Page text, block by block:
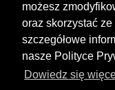
możesz
oraz skorzystać
szczegółowe
nasze Polityce
Dowiedz się
© 2026 by MotoWhizzer.com
All rights reserved.
KONTAKT
ul. Chopina 16, I piętro
47-400 Racibórz